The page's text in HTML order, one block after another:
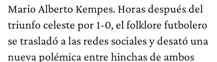
Mario Alberto Kempes. Horas después del
triunfo celeste por 1-0, el folklore futbolero
se trasladó a las redes sociales y desató una
nueva polémica entre hinchas de ambos